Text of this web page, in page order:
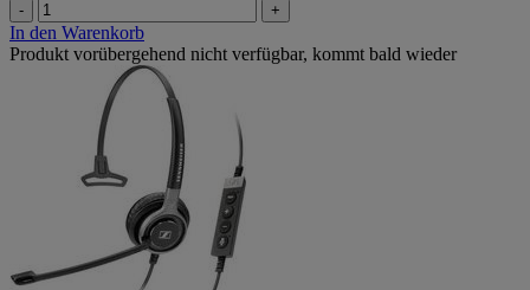
- +
In den Warenkorb
Produkt vorübergehend nicht verfügbar, kommt bald wieder